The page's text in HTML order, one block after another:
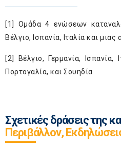
[1]
Ομάδα 4 ενώσεων
Βέλγιο, Ισπανία, Ιταλία και
[2]
Βέλγιο, Γερμανία,
Πορτογαλία, και Σουηδία
Σχετικές δράσεις της
Περιβάλλον,